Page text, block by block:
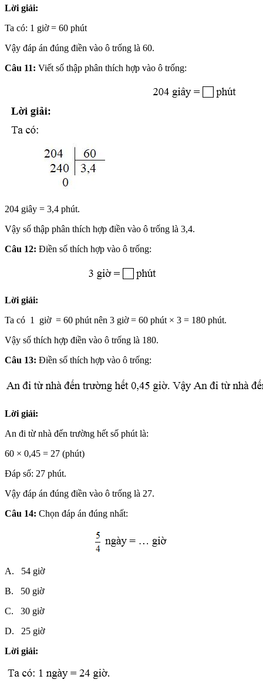
Lời giải:
Ta có: 1 giờ = 60 phút
Vậy đáp án đúng điền vào ô trống là 60.
Câu 11: Viết số thập phân thích hợp vào ô trống:
204 giây = 3,4 phút.
Vậy số thập phân thích hợp điền vào ô trống là 3,4.
Câu 12: Điền số thích hợp vào ô trống:
Lời giải:
Ta có 1 giờ = 60 phút nên 3 giờ = 60 phút × 3 = 180 phút.
Vậy số thích hợp điền vào ô trống là 180.
Câu 13: Điền số thích hợp vào ô trống:
Lời giải:
An đi từ nhà đến trường hết số phút là:
60 × 0,45 = 27 (phút)
Đáp số: 27 phút.
Vậy đáp án đúng điền vào ô trống là 27.
Câu 14: Chọn đáp án đúng nhất:
A. 54 giờ
B. 50 giờ
C. 30 giờ
D. 25 giờ
Lời giải: